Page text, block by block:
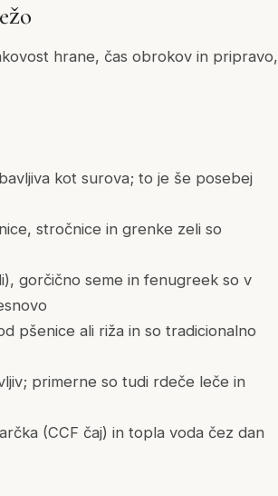
hrane, čas obrokov in pripravo,
kot surova; to je še posebej
stročnice in grenke zeli so
gorčično seme in fenugreek so v
pšenice ali riža in so tradicionalno
primerne so tudi rdeče leče in
(CCF čaj) in topla voda čez dan